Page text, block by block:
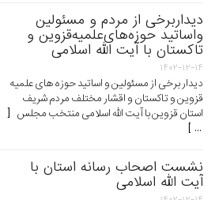
دیداربرخی از مردم و مسئولین
واساتید حوزه‌های‌علمیه‌قزوین و
تاکستان با آیت الله اسلامی
۱۴۰۲-۱۲-۱۴
دیدار برخی از مسئولین و اساتید حوزه های علمیه
قزوین و تاکستان و اقشار مختلف مردم شریف
استان قزوین با آیت الله اسلامی منتخب مجلس [
... ]
نشست اصحاب رسانه استان با
آیت الله اسلامی